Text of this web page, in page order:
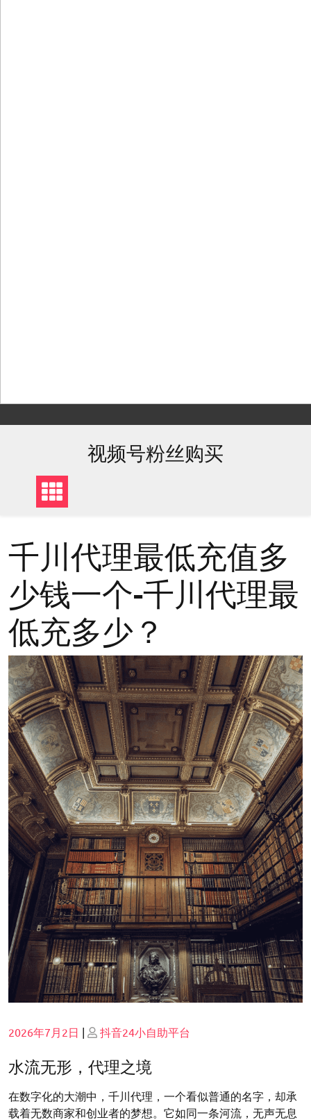
to
视频号粉丝购买
千川代理最低充值多
少钱一个-千川代理最
低充多少？
Posted
2026年7月2日 | Posted
抖音24小自助平台
水流无形，代理之境
在数字化的大潮中，千川代理，一个看似普通的名字，却承
载着无数商家和创业者的梦想。它如同一条河流，无声无息